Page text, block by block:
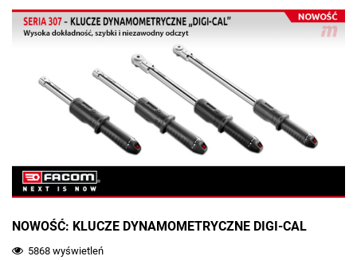
NOWOŚĆ: KLUCZE DYNAMOMETRYCZNE DIGI-CAL
5868 wyświetleń